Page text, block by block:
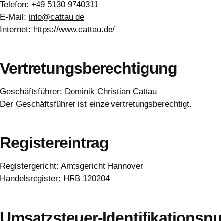
Telefon: +49 5130 9740311
E-Mail: info@cattau.de
Internet: https://www.cattau.de/
Vertretungsberechtigung
Geschäftsführer: Dominik Christian Cattau
Der Geschäftsführer ist einzelvertretungsberechtigt.
Registereintrag
Registergericht: Amtsgericht Hannover
Handelsregister: HRB 120204
Umsatzsteuer-